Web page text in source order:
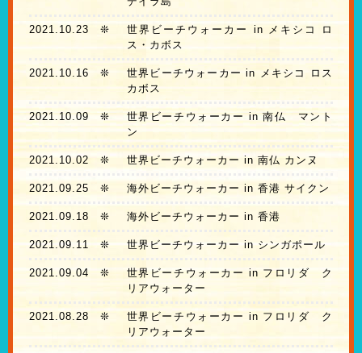
2021.10.23 ❊
世界ビーチウォーカー in メキシコ ロ
ス・カボス
2021.10.16 ❊
世界ビーチウォーカー in メキシコ ロス
カボス
2021.10.09❊
世界ビーチウォーカー in 南仏 マント
ン
2021.10.02 ❊ 世界ビーチウォーカー in 南仏 カンヌ
2021.09.25 ❊ 海外ビーチウォーカー in 香港 サイクン
2021.09.18 ❊ 海外ビーチウォーカー in 香港
2021.09.11❊ 世界ビーチウォーカー in シンガポール
2021.09.04 ❊
世界ビーチウォーカー in フロリダ ク
リアウォーター
2021.08.28 ❊
世界ビーチウォーカー in フロリダ ク
リアウォーター